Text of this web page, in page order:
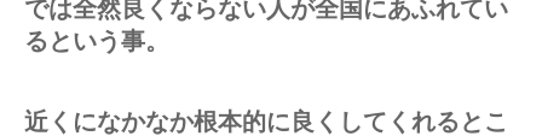
では全然良くならない人が全国にあふれてい
るという事。
近くになかなか根本的に良くしてくれるとこ